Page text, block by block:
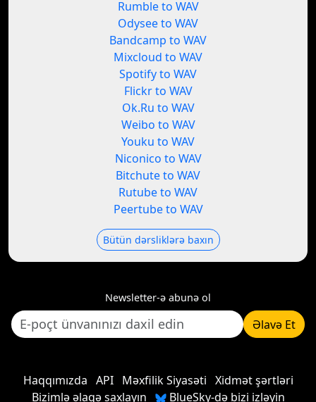
Rumble to WAV
Odysee to WAV
Bandcamp to WAV
Mixcloud to WAV
Spotify to WAV
Flickr to WAV
Ok.Ru to WAV
Weibo to WAV
Youku to WAV
Niconico to WAV
Bitchute to WAV
Rutube to WAV
Peertube to WAV
Bütün dərsliklərə baxın
Newsletter-ə abunə ol
Əlavə Et
Haqqımızda API Məxfilik Siyasəti Xidmət şərtləri
Bizimlə əlaqə saxlayın
BlueSky-də bizi izləyin